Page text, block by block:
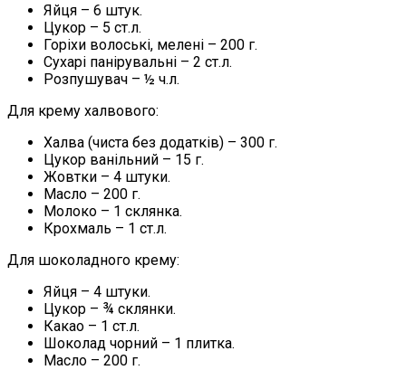
Яйця – 6 штук.
Цукор – 5 ст.л.
Горіхи волоські, мелені – 200 г.
Сухарі панірувальні – 2 ст.л.
Розпушувач – ½ ч.л.
Для крему халвового:
Халва (чиста без додатків) – 300 г.
Цукор ванільний – 15 г.
Жовтки – 4 штуки.
Масло – 200 г.
Молоко – 1 склянка.
Крохмаль – 1 ст.л.
Для шоколадного крему:
Яйця – 4 штуки.
Цукор – ¾ склянки.
Какао – 1 ст.л.
Шоколад чорний – 1 плитка.
Масло – 200 г.